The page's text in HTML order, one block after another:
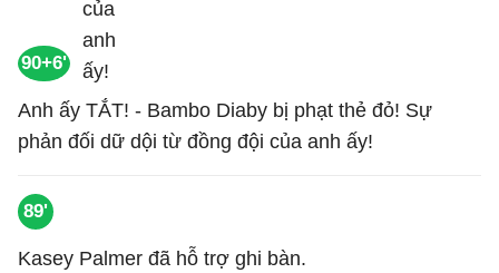
90+6'
Anh ấy TẮT! - Bambo Diaby bị phạt thẻ đỏ! Sự
phản đối dữ dội từ đồng đội của anh ấy!
89'
Kasey Palmer đã hỗ trợ ghi bàn.